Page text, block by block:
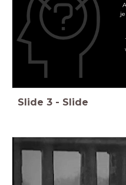
Slide 3 - Slide